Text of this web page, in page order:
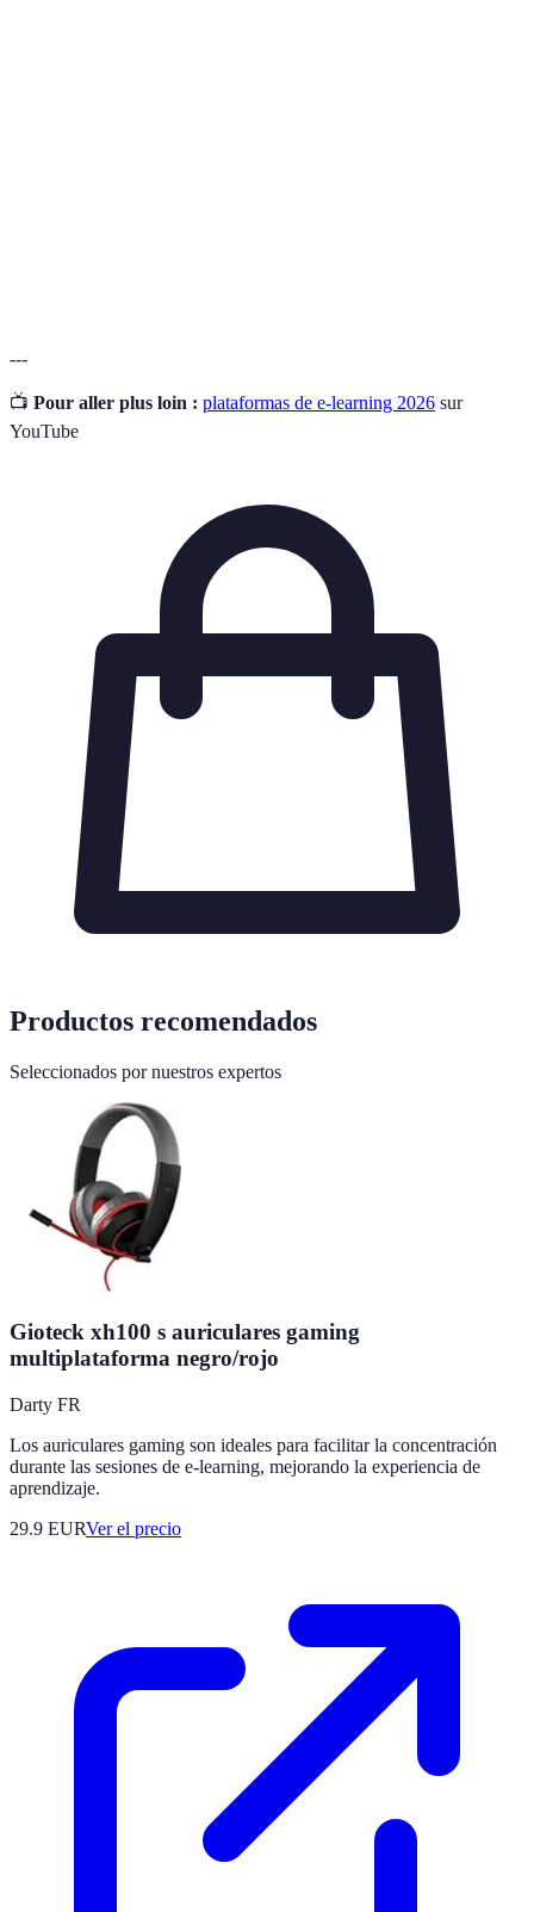
---
📺 Pour aller plus loin : plataformas de e-learning 2026 sur
YouTube
Productos recomendados
Seleccionados por nuestros expertos
Gioteck xh100 s auriculares gaming
multiplataforma negro/rojo
Darty FR
Los auriculares gaming son ideales para facilitar la concentración
durante las sesiones de e-learning, mejorando la experiencia de
aprendizaje.
29.9 EURVer el precio